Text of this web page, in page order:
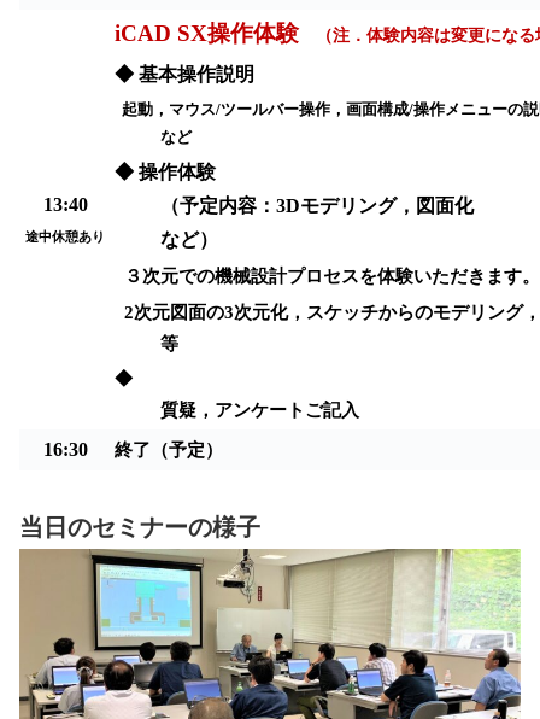
13:40
途中休憩あり
iCAD SX操作体験 （注．体験内容は変更になる
◆ 基本操作説明
起動，マウス/ツールバー操作 ，画面構成/操作メニューの
など
◆ 操作体験
（予定内容：3Dモデリング，図面化
など）
３次元での機械設計プロセスを体験いただきます。
2次元図面の3次元化，スケッチからのモデリング
等
◆
質疑，アンケートご記入
16:30 終了（予定）
当日のセミナーの様子